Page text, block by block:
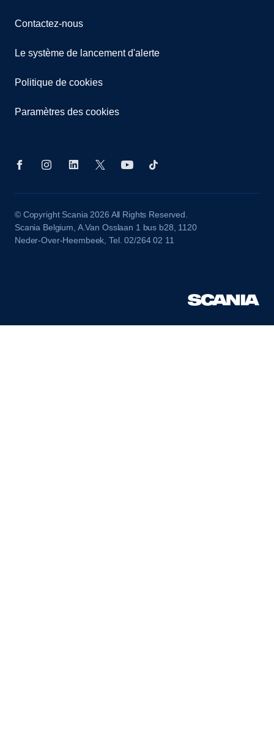
Contactez-nous
Le système de lancement d'alerte
Politique de cookies
Paramètres des cookies
© Copyright Scania 2026 All Rights Reserved.
Scania Belgium, A.Van Osslaan 1 bus b28, 1120
Neder-Over-Heembeek, Tel. 02/264 02 11